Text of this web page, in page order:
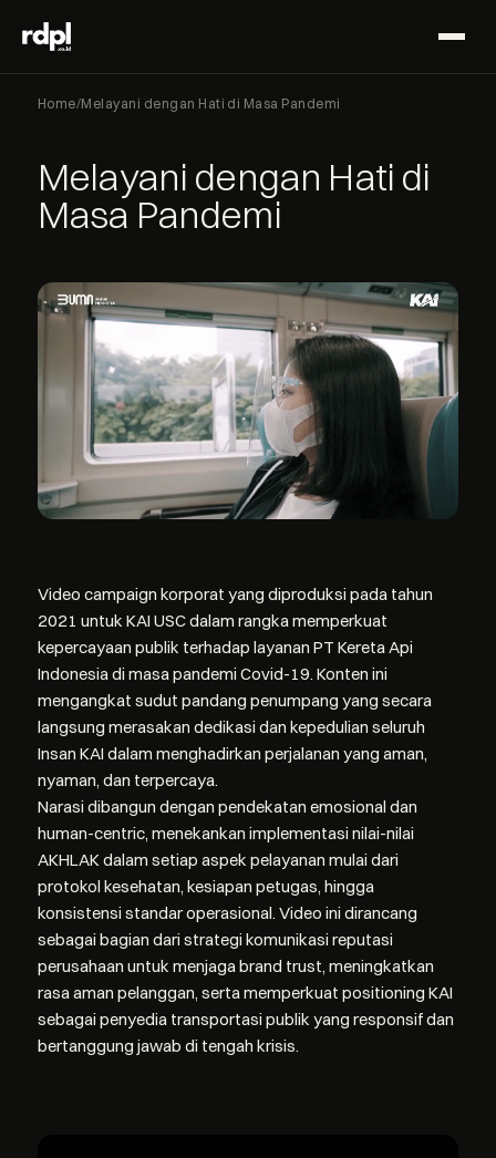
Home/Melayani dengan Hati di Masa Pandemi
Melayani dengan Hati di
Masa Pandemi
Video campaign korporat yang diproduksi pada tahun
2021 untuk KAI USC dalam rangka memperkuat
kepercayaan publik terhadap layanan PT Kereta Api
Indonesia di masa pandemi Covid-19. Konten ini
mengangkat sudut pandang penumpang yang secara
langsung merasakan dedikasi dan kepedulian seluruh
Insan KAI dalam menghadirkan perjalanan yang aman,
nyaman, dan terpercaya.
Narasi dibangun dengan pendekatan emosional dan
human-centric, menekankan implementasi nilai-nilai
AKHLAK dalam setiap aspek pelayanan mulai dari
protokol kesehatan, kesiapan petugas, hingga
konsistensi standar operasional. Video ini dirancang
sebagai bagian dari strategi komunikasi reputasi
perusahaan untuk menjaga brand trust, meningkatkan
rasa aman pelanggan, serta memperkuat positioning KAI
sebagai penyedia transportasi publik yang responsif dan
bertanggung jawab di tengah krisis.